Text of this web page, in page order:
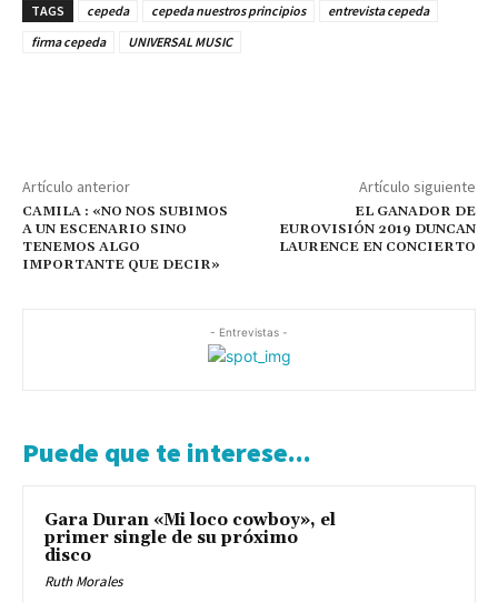
TAGS cepeda cepeda nuestros principios
entrevista cepeda
firma cepeda
UNIVERSAL MUSIC
Artículo anterior
CAMILA : «NO NOS SUBIMOS
A UN ESCENARIO SINO
TENEMOS ALGO
IMPORTANTE QUE DECIR»
Artículo siguiente
EL GANADOR DE
EUROVISIÓN 2019 DUNCAN
LAURENCE EN CONCIERTO
- Entrevistas -
Puede que te interese...
Gara Duran «Mi loco cowboy», el
primer single de su próximo
disco
Ruth Morales